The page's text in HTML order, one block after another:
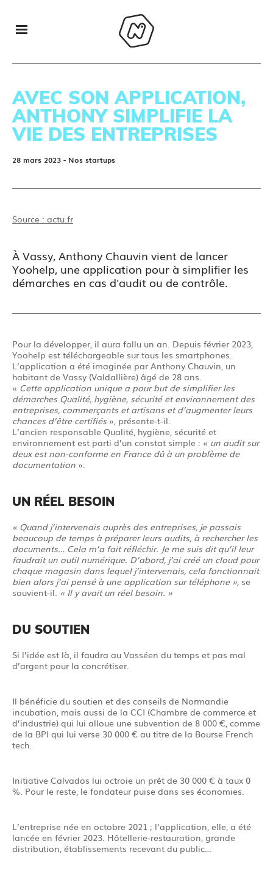
AVEC SON APPLICATION,
ANTHONY SIMPLIFIE LA
VIE DES ENTREPRISES
28 mars 2023 - Nos startups
Source : actu.fr
À Vassy, Anthony Chauvin vient de lancer
Yoohelp, une application pour à simplifier les
démarches en cas d'audit ou de contrôle.
Pour la développer, il aura fallu un an. Depuis février 2023,
Yoohelp est téléchargeable sur tous les smartphones.
L’application a été imaginée par Anthony Chauvin, un
habitant de Vassy (Valdallière) âgé de 28 ans.
« Cette application unique a pour but de simplifier les
démarches Qualité, hygiène, sécurité et environnement des
entreprises, commerçants et artisans et d’augmenter leurs
chances d’être certifiés», présente-t-il.
L’ancien responsable Qualité, hygiène, sécurité et
environnement est parti d’un constat simple : « un audit sur
deux est non-conforme en France dû à un problème de
documentation ».
UN RÉEL BESOIN
« Quand j’intervenais auprès des entreprises, je passais
beaucoup de temps à préparer leurs audits, à rechercher les
documents… Cela m’a fait réfléchir. Je me suis dit qu’il leur
faudrait un outil numérique. D’abord, j’ai créé un cloud pour
chaque magasin dans lequel j’intervenais, cela fonctionnait
bien alors j’ai pensé à une application sur téléphone », se
souvient-il. « Il y avait un réel besoin. »
DU SOUTIEN
Si l’idée est là, il faudra au Vasséen du temps et pas mal
d’argent pour la concrétiser.
Il bénéficie du soutien et des conseils de Normandie
incubation, mais aussi de la CCI (Chambre de commerce et
d’industrie) qui lui alloue une subvention de 8 000 €, comme
de la BPI qui lui verse 30 000 € au titre de la Bourse French
tech.
Initiative Calvados lui octroie un prêt de 30 000 € à taux 0
%. Pour le reste, le fondateur puise dans ses économies.
L’entreprise née en octobre 2021 ; l’application, elle, a été
lancée en février 2023. Hôtellerie-restauration, grande
distribution, établissements recevant du public…